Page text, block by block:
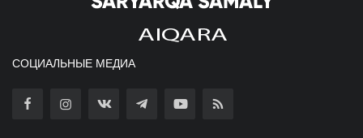
СОЦИАЛЬНЫЕ МЕДИА